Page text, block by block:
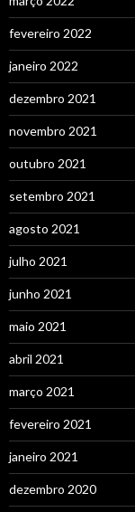
fevereiro 2022
janeiro 2022
dezembro 2021
novembro 2021
outubro 2021
setembro 2021
agosto 2021
julho 2021
junho 2021
maio 2021
abril 2021
março 2021
fevereiro 2021
janeiro 2021
dezembro 2020